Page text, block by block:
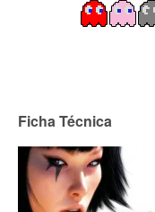
Ficha Técnica